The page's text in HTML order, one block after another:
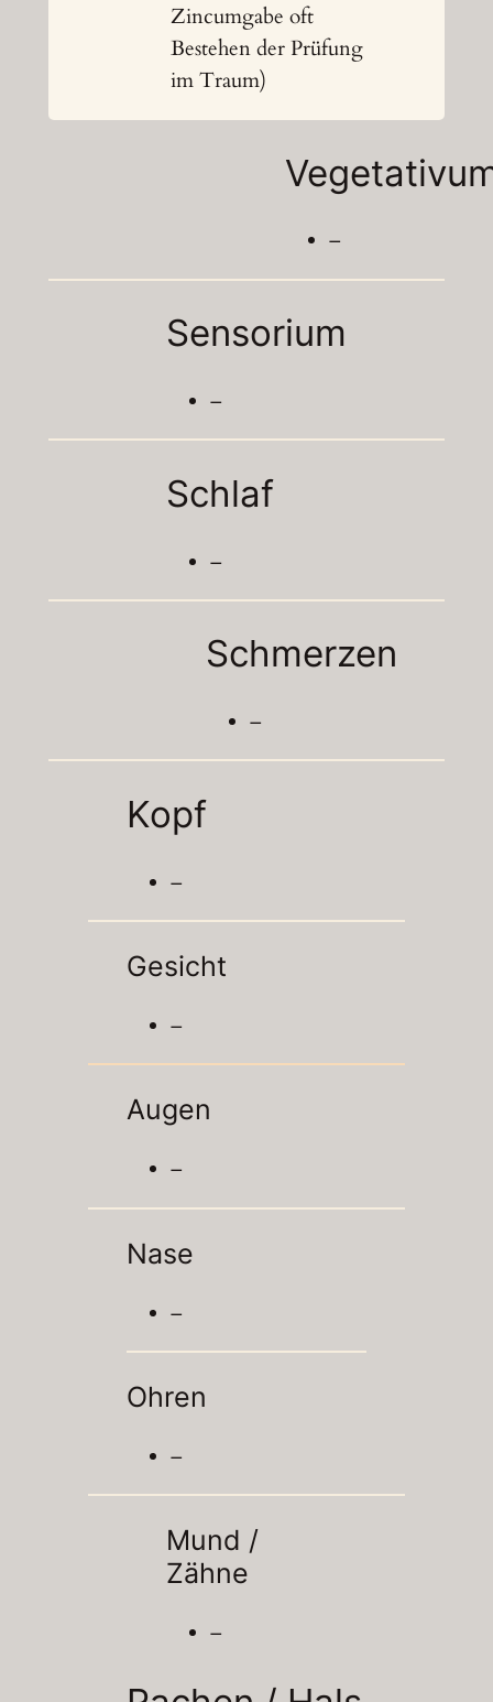
Zincumgabe oft
Bestehen der Prüfung
im Traum)
–
Sensorium
–
Schlaf
–
Schmerzen
–
Kopf
–
Gesicht
–
Augen
–
Nase
–
Ohren
–
Mund /
Zähne
–